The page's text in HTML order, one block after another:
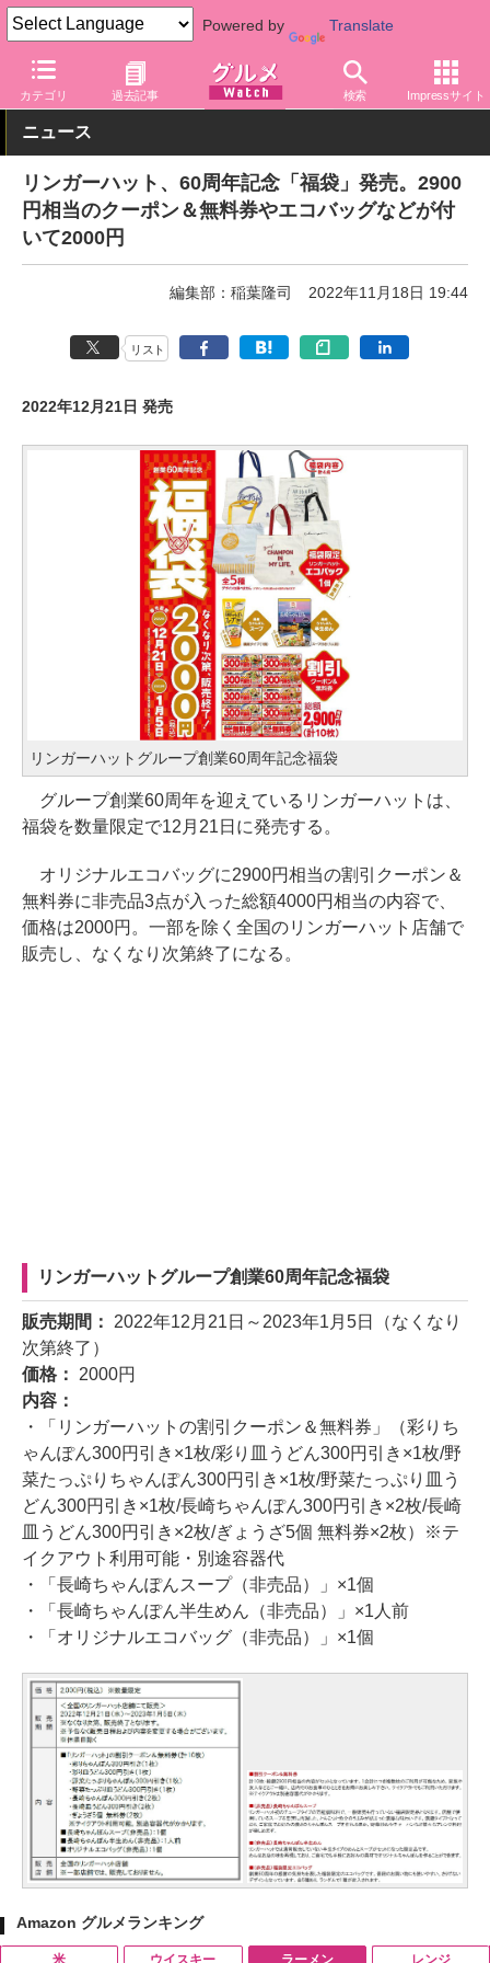
Powered by Translate
カテゴリ 過去記事 検索 Impressサイト
グルメ Watch 店舗 リンガーハット
ニュース
リンガーハット、60周年記念「福袋」発売。2900
円相当のクーポン＆無料券やエコバッグなどが付
いて2000円
編集部：稲葉隆司 2022年11月18日 19:44
リスト
2022年12月21日 発売
リンガーハットグループ創業60周年記念福袋
グループ創業60周年を迎えているリンガーハットは、
福袋を数量限定で12月21日に発売する。
オリジナルエコバッグに2900円相当の割引クーポン＆
無料券に非売品3点が入った総額4000円相当の内容で、
価格は2000円。一部を除く全国のリンガーハット店舗で
販売し、なくなり次第終了になる。
リンガーハットグループ創業60周年記念福袋
販売期間： 2022年12月21日～2023年1月5日（なくなり
次第終了）
価格： 2000円
内容：
・「リンガーハットの割引クーポン＆無料券」（彩りち
ゃんぽん300円引き×1枚/彩り皿うどん300円引き×1枚/野
菜たっぷりちゃんぽん300円引き×1枚/野菜たっぷり皿う
どん300円引き×1枚/長崎ちゃんぽん300円引き×2枚/長崎
皿うどん300円引き×2枚/ぎょうざ5個 無料券×2枚）※テ
イクアウト利用可能・別途容器代
・「長崎ちゃんぽんスープ（非売品）」×1個
・「長崎ちゃんぽん半生めん（非売品）」×1人前
・「オリジナルエコバッグ（非売品）」×1個
Amazon グルメランキング